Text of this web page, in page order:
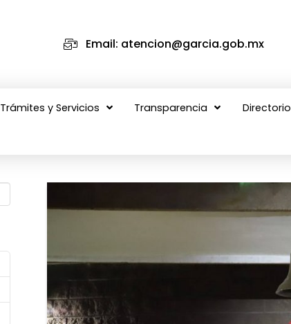
Email: atencion@garcia.gob.mx
Trámites y Servicios Transparencia Directorio